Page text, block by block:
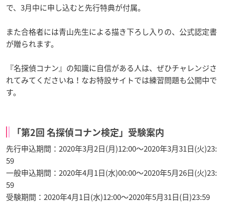
で、3月中に申し込むと先行特典が付属。
また合格者には青山先生による描き下ろし入りの、公式認定書
が贈られます。
『名探偵コナン』の知識に自信がある人は、ぜひチャレンジさ
れてみてくださいね！なお特設サイトでは練習問題も公開中で
す。
「第2回 名探偵コナン検定」受験案内
先行申込期間：2020年3月2日(月)12:00～2020年3月31日(火)23:
59
一般申込期間：2020年4月1日(水)00:00～2020年5月26日(火)23:
59
受験期間：2020年4月1日(水)12:00～2020年5月31日(日)23:59